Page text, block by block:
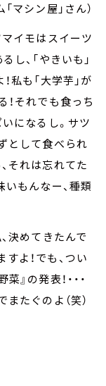
マシン屋」さん）
マイモはスイーツ
し、「やきいも」
私も「大学芋」が
！それでも食っち
いになるし。サツ
として食べられ
それは忘れてた
いもんなー、種類
決めてきたんで
よ！でも、つい
の発表！・・・
たぐのよ（笑）